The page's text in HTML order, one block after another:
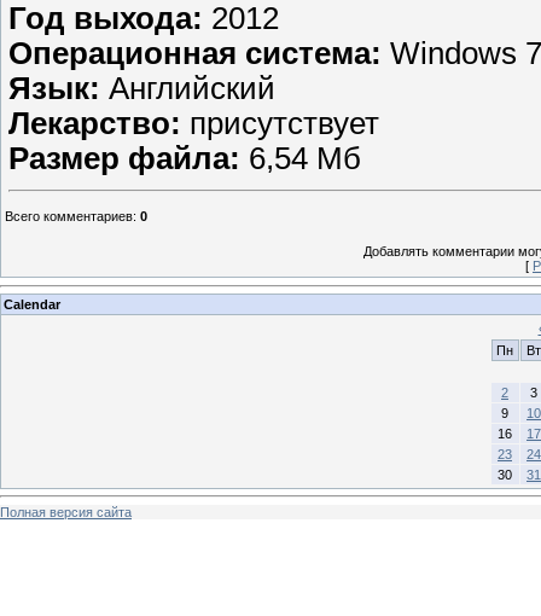
Год выхода: 2012
Операционная система: Windows
Язык: Английский
Лекарство: присутствует
Размер файла: 6,54 Мб
Всего комментариев: 0
Добавлять комментарии
[
Calendar
Пн
Вт
2
3
9
10
16
17
23
24
30
31
Полная версия сайта